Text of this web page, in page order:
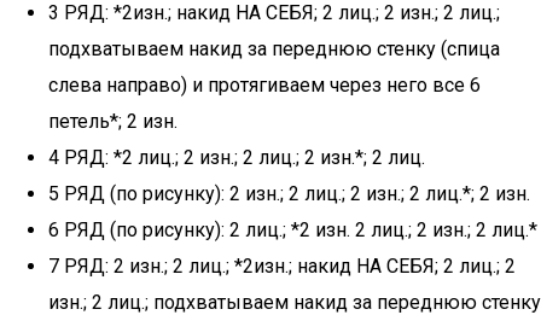
3 РЯД: *2изн.; накид НА СЕБЯ; 2 лиц.; 2 изн.; 2 лиц.;
подхватываем накид за переднюю стенку (спица
слева направо) и протягиваем через него все 6
петель*; 2 изн.
4 РЯД: *2 лиц.; 2 изн.; 2 лиц.; 2 изн.*; 2 лиц.
5 РЯД (по рисунку): 2 изн.; 2 лиц.; 2 изн.; 2 лиц.*; 2 изн.
6 РЯД (по рисунку): 2 лиц.; *2 изн. 2 лиц.; 2 изн.; 2 лиц.*
7 РЯД: 2 изн.; 2 лиц.; *2изн.; накид НА СЕБЯ; 2 лиц.; 2
изн.; 2 лиц.; подхватываем накид за переднюю стенку